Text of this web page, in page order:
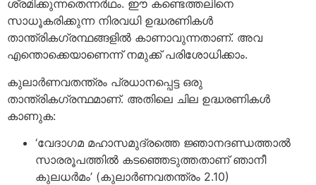
ശ്രമിക്കുന്നതെന്നര്‍ഥം. ഈ കണ്ടെത്തലിനെ
സാധൂകരിക്കുന്ന നിരവധി ഉദ്ധരണികള്‍
താന്ത്രികഗ്രന്ഥങ്ങളില്‍ കാണാവുന്നതാണ്. അവ
എന്തൊക്കെയാണെന്ന് നമുക്ക് പരിശോധിക്കാം.
കുലാര്‍ണവതന്ത്രം പ്രധാനപ്പെട്ട ഒരു
താന്ത്രികഗ്രന്ഥമാണ്. അതിലെ ചില ഉദ്ധരണികള്‍
കാണുക:
‘വേദാഗമ മഹാസമുദ്രത്തെ ജ്ഞാനദണ്ഡത്താല്‍
സാരരൂപത്തില്‍ കടഞ്ഞെടുത്തതാണ് ഞാനീ
കുലധര്‍മം’ (കുലാര്‍ണവതന്ത്രം 2.10)